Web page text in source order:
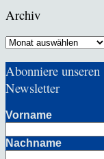
Archiv
Archiv
Abonniere unseren
Newsletter
Vorname
Nachname